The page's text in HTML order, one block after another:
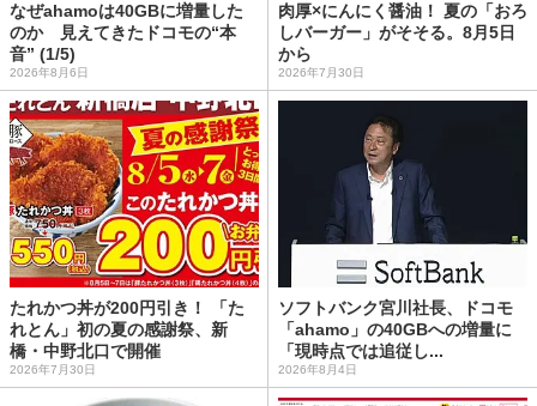
なぜahamoは40GBに増量した
のか 見えてきたドコモの“本
音” (1/5)
2026年8月6日
肉厚×にんにく醤油！ 夏の「おろ
しバーガー」がそそる。8月5日
から
2026年7月30日
たれかつ丼が200円引き！ 「た
れとん」初の夏の感謝祭、新
橋・中野北口で開催
2026年7月30日
ソフトバンク宮川社長、ドコモ
「ahamo」の40GBへの増量に
「現時点では追従し...
2026年8月4日